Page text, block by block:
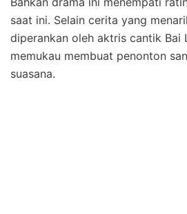
saat ini. Selain cerita yang
diperankan oleh aktris cantik Bai
memukau membuat penonton
suasana.